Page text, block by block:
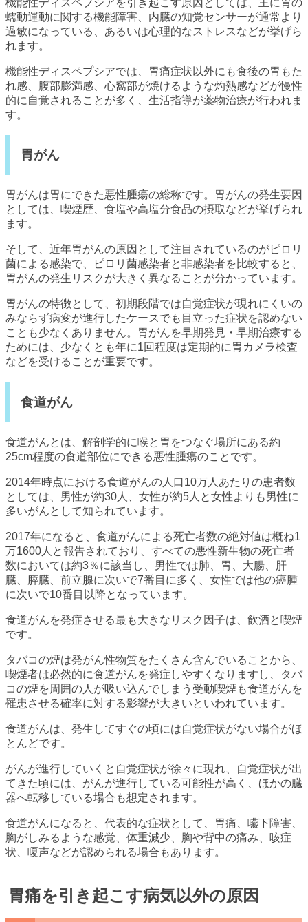
蠕動運動に関する機能障害、内臓の知覚センサーが通常より
過敏になっている、あるいは心理的なストレスなどが挙げら
れます。
機能性ディスペプシアでは、胃痛症状以外にも食後の胃もた
れ感、腹部膨満感、心窩部が焼けるような灼熱感などが慢性
的に自覚されることが多く、生活指導が薬物治療が行われま
す。
胃がん
胃がんは胃にできた悪性腫瘍の総称です。胃がんの発生要因
としては、喫煙歴、食塩や高塩分食品の摂取などが挙げられ
ます。
そして、近年胃がんの原因として注目されているのがピロリ
菌による感染で、ピロリ菌感染者と非感染者を比較すると、
胃がんの発生リスクが大きく異なることが分かっています。
胃がんの特徴として、初期段階では自覚症状が現れにくいの
みならず病変が進行したケースでも目立った症状を認めない
ことも少なくありません。胃がんを早期発見・早期治療する
ためには、少なくとも年に1回程度は定期的に胃カメラ検査
などを受けることが重要です。
食道がん
食道がんとは、解剖学的に喉と胃をつなぐ場所にある約
25cm程度の食道部位にできる悪性腫瘍のことです。
2014年時点における食道がんの人口10万人あたりの患者数
としては、男性が約30人、女性が約5人と女性よりも男性に
多いがんとして知られています。
2017年になると、食道がんによる死亡者数の絶対値は概ね1
万1600人と報告されており、すべての悪性新生物の死亡者
数においては約3％に該当し、男性では肺、胃、大腸、肝
臓、膵臓、前立腺に次いで7番目に多く、女性では他の癌腫
に次いで10番目以降となっています。
食道がんを発症させる最も大きなリスク因子は、飲酒と喫煙
です。
タバコの煙は発がん性物質をたくさん含んでいることから、
喫煙者は必然的に食道がんを発症しやすくなりますし、タバ
コの煙を周囲の人が吸い込んでしまう受動喫煙も食道がんを
罹患させる確率に対する影響が大きいといわれています。
食道がんは、発生してすぐの頃には自覚症状がない場合がほ
とんどです。
がんが進行していくと自覚症状が徐々に現れ、自覚症状が出
てきた頃には、がんが進行している可能性が高く、ほかの臓
器へ転移している場合も想定されます。
食道がんになると、代表的な症状として、胃痛、嚥下障害、
胸がしみるような感覚、体重減少、胸や背中の痛み、咳症
状、嗄声などが認められる場合もあります。
胃痛を引き起こす病気以外の原因